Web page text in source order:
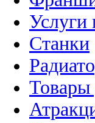
Услуги
Станки